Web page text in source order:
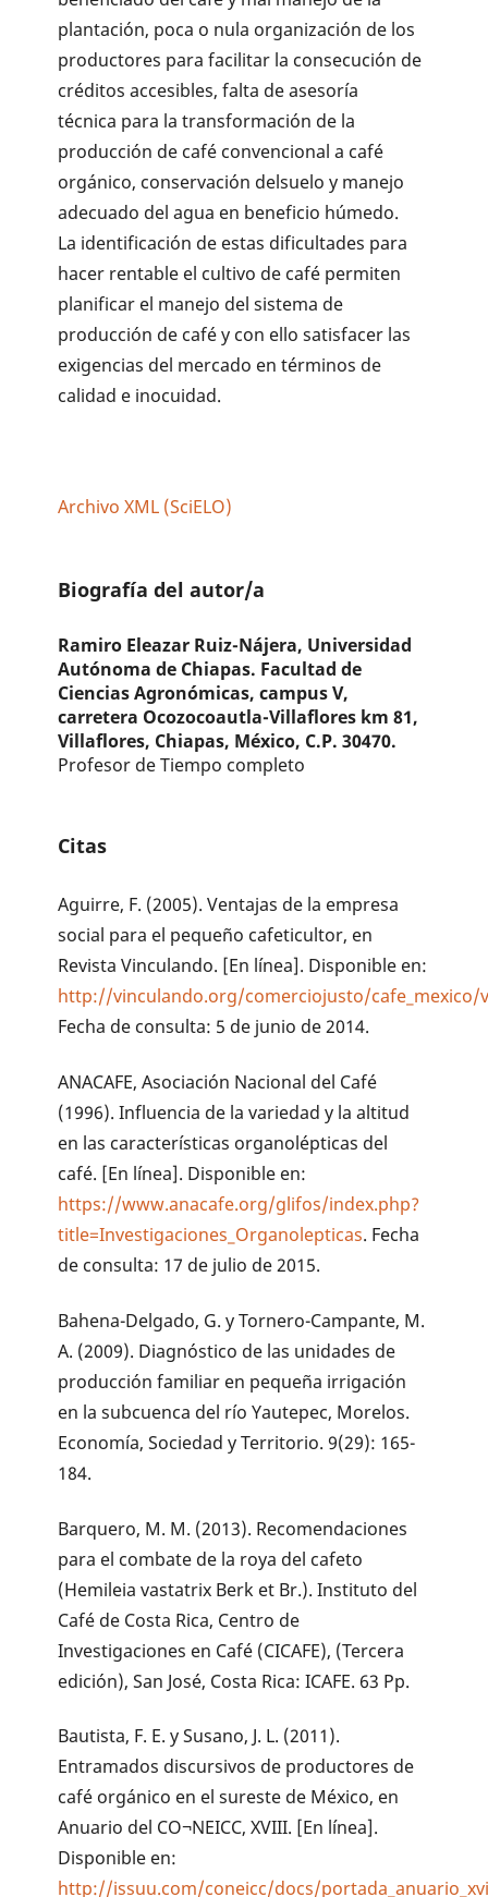
plantación, poca o nula organización de los
productores para facilitar la consecución de
créditos accesibles, falta de asesoría
técnica para la transformación de la
producción de café convencional a café
orgánico, conservación delsuelo y manejo
adecuado del agua en beneficio húmedo.
La identificación de estas dificultades para
hacer rentable el cultivo de café permiten
planificar el manejo del sistema de
producción de café y con ello satisfacer las
exigencias del mercado en términos de
calidad e inocuidad.
Archivo XML (SciELO)
Biografía del autor/a
Ramiro Eleazar Ruiz-Nájera, Universidad
Autónoma de Chiapas. Facultad de
Ciencias Agronómicas, campus V,
carretera Ocozocoautla-Villaflores km 81,
Villaflores, Chiapas, México, C.P. 30470.
Profesor de Tiempo completo
Citas
Aguirre, F. (2005). Ventajas de la empresa
social para el pequeño cafeticultor, en
Revista Vinculando. [En línea]. Disponible en:
http://vinculando.org/comerciojusto/cafe_mexico/
Fecha de consulta: 5 de junio de 2014.
ANACAFE, Asociación Nacional del Café
(1996). Influencia de la variedad y la altitud
en las características organolépticas del
café. [En línea]. Disponible en:
https://www.anacafe.org/glifos/index.php?
title=Investigaciones_Organolepticas. Fecha
de consulta: 17 de julio de 2015.
Bahena-Delgado, G. y Tornero-Campante, M.
A. (2009). Diagnóstico de las unidades de
producción familiar en pequeña irrigación
en la subcuenca del río Yautepec, Morelos.
Economía, Sociedad y Territorio. 9(29): 165-
184.
Barquero, M. M. (2013). Recomendaciones
para el combate de la roya del cafeto
(Hemileia vastatrix Berk et Br.). Instituto del
Café de Costa Rica, Centro de
Investigaciones en Café (CICAFE), (Tercera
edición), San José, Costa Rica: ICAFE. 63 Pp.
Bautista, F. E. y Susano, J. L. (2011).
Entramados discursivos de productores de
café orgánico en el sureste de México, en
Anuario del CO¬NEICC, XVIII. [En línea].
Disponible en:
http://issuu.com/coneicc/docs/